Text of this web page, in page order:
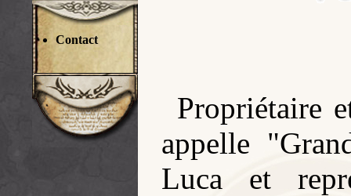
Contact
Propriétaire
appelle
Luca et